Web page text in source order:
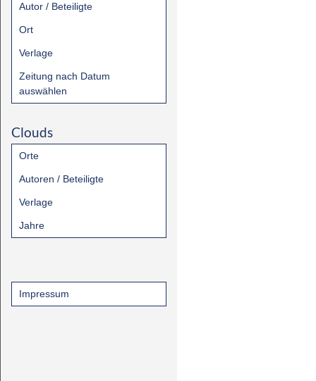
Autor / Beteiligte
Ort
Verlage
Zeitung nach Datum
auswählen
Clouds
Orte
Autoren / Beteiligte
Verlage
Jahre
Impressum